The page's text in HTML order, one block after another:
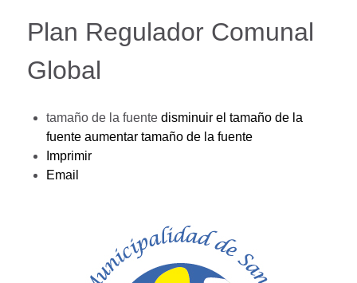
Plan Regulador Comunal
Global
tamaño de la fuente disminuir el tamaño de la
fuente aumentar tamaño de la fuente
Imprimir
Email